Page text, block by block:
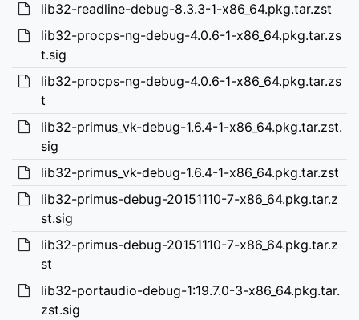
lib32-readline-debug-8.3.3-1-x86_64.pkg.tar.zst
lib32-procps-ng-debug-4.0.6-1-x86_64.pkg.tar.zs
t.sig
lib32-procps-ng-debug-4.0.6-1-x86_64.pkg.tar.zs
t
lib32-primus_vk-debug-1.6.4-1-x86_64.pkg.tar.zst.
sig
lib32-primus_vk-debug-1.6.4-1-x86_64.pkg.tar.zst
lib32-primus-debug-20151110-7-x86_64.pkg.tar.z
st.sig
lib32-primus-debug-20151110-7-x86_64.pkg.tar.z
st
lib32-portaudio-debug-1:19.7.0-3-x86_64.pkg.tar.
zst.sig